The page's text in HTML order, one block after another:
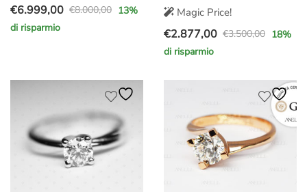
€8.000,00
Il
prezzo
€6.999,00
Il
prezzo
13%
di risparmio
Magic Price!
€3.500,00
Il
prezzo
€3.500,00.
€2.877,00
Il
prezzo
€2.877,00.
18%
di risparmio